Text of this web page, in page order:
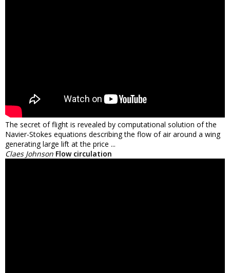
The secret of flight is revealed by computational solution of the
Navier-Stokes equations describing the flow of air around a wing
generating large lift at the price ...
Claes Johnson Flow circulation